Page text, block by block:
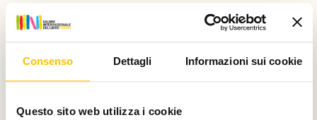
Consenso Dettagli Informazioni sui cookie
Questo sito web utilizza i cookie
Con il contributo di